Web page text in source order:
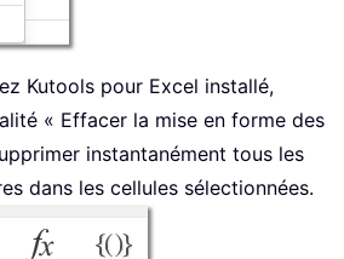
Kutools pour Excel installé,
« Effacer la mise en forme des
instantanément tous les
dans les cellules sélectionnées.